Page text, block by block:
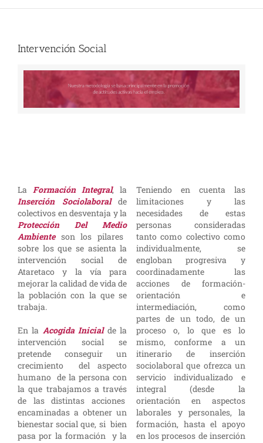
Intervención Social
LaFormación Integral, la
Inserción Sociolaboralde
colectivos en desventaja y la
Protección Del Medio
Ambienteson los pilares
sobre los que se asienta la
intervención social de
Ataretaco y la vía para
mejorar la calidad de vida de
la población con la que se
trabaja.
En la Acogida Inicialde la
intervención social se
pretende conseguir un
crecimiento del aspecto
humano de la persona con
la que trabajamos a través
de las distintas acciones
encaminadas a obtener un
bienestar social que, si bien
pasa por la formación y la
Teniendo en cuenta las
limitaciones y las
necesidades de estas
personas consideradas
tanto como colectivo como
individualmente, se
engloban progresiva y
coordinadamente las
acciones de formación-
orientación e
intermediación, como
partes de un todo, de un
proceso o, lo que es lo
mismo, conforme a un
itinerario de inserción
sociolaboral que ofrezca un
servicio individualizado e
integral (desde la
orientación en aspectos
laborales y personales, la
formación, hasta el apoyo
en los procesos de inserción